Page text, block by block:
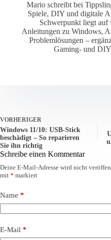
Mario schreibt bei
Spiele, DIY und digitale
Schwerpunkt liegt auf
Anleitungen zu Windows,
Problemlösungen –
Gaming- und
VORHERIGER
Windows 11/10: USB-Stick
beschädigt – So reparieren
Sie ihn richtig
Schreibe einen Kommentar
Deine E-Mail-Adresse wird nicht
mit * markiert
Name *
E-Mail *